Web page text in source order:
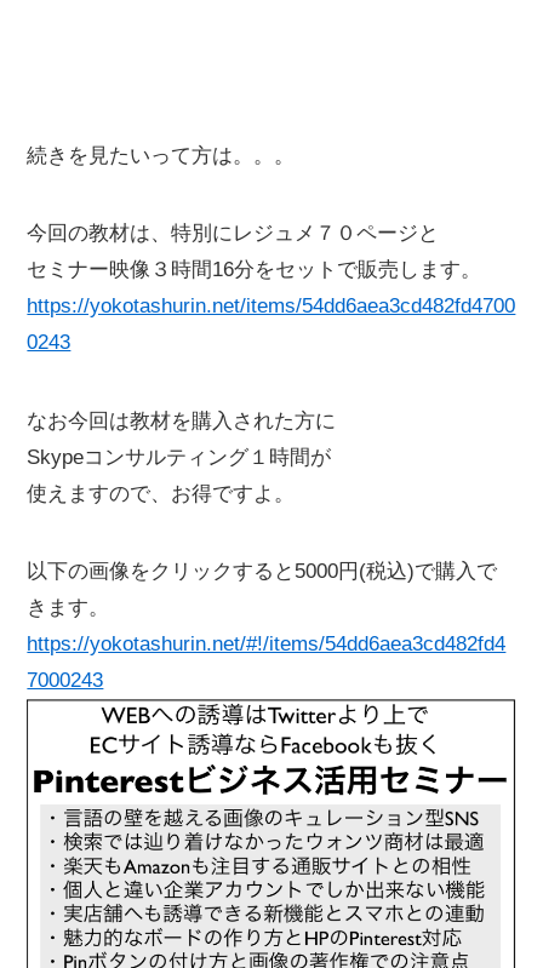
続きを見たいって方は。。。
今回の教材は、特別にレジュメ７０ページと
セミナー映像３時間16分をセットで販売します。
https://yokotashurin.net/items/54dd6aea3cd482fd4700
0243
なお今回は教材を購入された方に
Skypeコンサルティング１時間が
使えますので、お得ですよ。
以下の画像をクリックすると5000円(税込)で購入で
きます。
https://yokotashurin.net/#!/items/54dd6aea3cd482fd4
7000243